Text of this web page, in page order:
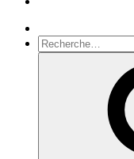
Recherche
pour